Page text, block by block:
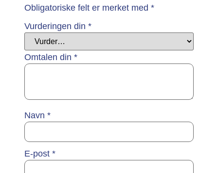
Obligatoriske felt er merket med *
Vurderingen din *
Omtalen din *
Navn *
E-post *